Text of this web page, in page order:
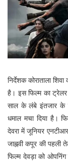
निर्देशक कोराताला
है। इस फिल्म का
साल के लंबे इंतजार के
धमाल मचा दिया है।
देवरा में जूनियर
जाह्नवी कपूर की
फिल्म देवड़ा को ओपनिंग